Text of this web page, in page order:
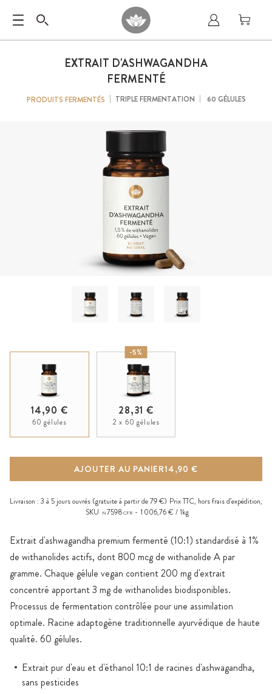
EXTRAIT D'ASHWAGANDHA
FERMENTÉ
PRODUITS FERMENTÉS TRIPLE FERMENTATION 60 GÉLULES
Extrait d'ashwagandha premium fermenté (10:1) standardisé à 1%
de withanolides actifs, dont 800 mcg de withanolide A par
gramme. Chaque gélule vegan contient 200 mg d'extrait
concentré apportant 3 mg de withanolides biodisponibles.
Processus de fermentation contrôlée pour une assimilation
optimale. Racine adaptogène traditionnelle ayurvédique de haute
qualité. 60 gélules.
Extrait pur d'eau et d'éthanol 10:1 de racines d'ashwagandha,
sans pesticides
14,90 €
60 gélules
-5%
28,31 €
2 x 60 gélules
AJOUTER AU PANIER14,90 €
Livraison : 3 à 5 jours ouvrés (gratuite à partir de 79 €) Prix TTC, horsfrais d’expédition,
SKU
N7598CFR 1 006,76 € / 1kg